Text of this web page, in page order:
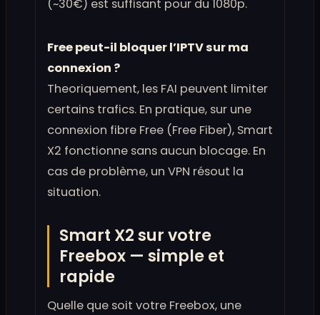
(~30€) est suffisant pour du 1080p.
Free peut-il bloquer l’IPTV sur ma
connexion ?
Theoriquement, les FAI peuvent limiter
certains trafics. En pratique, sur une
connexion fibre Free (Free Fiber), Smart
X2 fonctionne sans aucun blocage. En
cas de problème, un VPN résout la
situation.
Smart X2 sur votre
Freebox — simple et
rapide
Quelle que soit votre Freebox, une